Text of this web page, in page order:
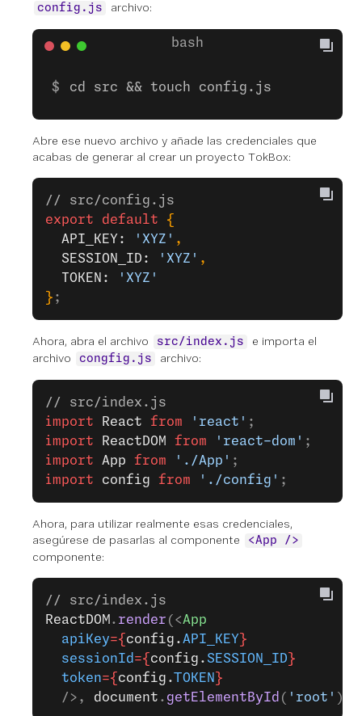
config.js archivo:
cd src && touch config.js
Abre ese nuevo archivo y añade las credenciales que
acabas de generar al crear un proyecto TokBox:
// src/config.js
export default {
  API_KEY:
'XYZ' ,
  SESSION_ID:
'XYZ' ,
  TOKEN:
'XYZ'
} ;
Ahora, abra el archivo src/index.js
e importa el
archivo
congfig.js archivo:
// src/index.js
import React from 'react' ;
import ReactDOM from 'react-dom' ;
import App from './App' ;
import config from './config' ;
Ahora, para utilizar realmente esas credenciales,
asegúrese de pasarlas al componente
<App />
componente:
// src/index.js
ReactDOM . render (<App
  apiKey
={ config.API_KEY }
  sessionId
={ config. SESSION_ID }
  token
={ config.TOKEN }
  />,
document . getElementById ( 'root' ));